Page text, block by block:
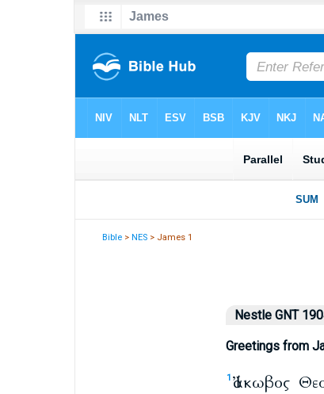
Bible >NES > James 1
Nestle GNT
Greetings from
1 Ἰάκωβος